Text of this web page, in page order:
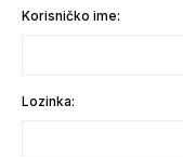
Korisničko ime:
Lozinka: